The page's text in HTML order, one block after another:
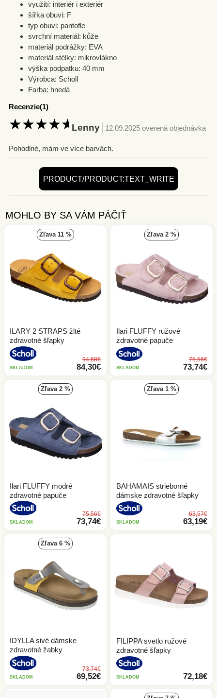
využití: interiér i exteriér
šířka obuvi: F
typ obuvi: pantofle
svrchní materiál: kůže
materiál podrážky: EVA
materiál stélky: mikrovlákno
výška podpatku: 40 mm
Výrobca: Scholl
Farba: hnedá
Recenzie(1)
Lenny 12.09.2025 overená objednávka
Pohodlné, mám ve více barvách.
PRODUCT/PRODUCT:TEXT_WRITE
MOHLO BY SA VÁM PÁČIŤ
zľava 11 %
ILARY 2 STRAPS žlté
zdravotné šľapky
94,68€
84,30€
SKLADOM
zľava 2 %
Ilari FLUFFY ružové
zdravotné papuče
75,56€
73,74€
SKLADOM
zľava 2 %
Ilari FLUFFY modré
zdravotné papuče
75,56€
73,74€
SKLADOM
zľava 1 %
BAHAMAIS strieborné
dámske zdravotné šľapky
63,57€
63,19€
SKLADOM
zľava 6 %
IDYLLA sivé dámske
zdravotné žabky
73,74€
69,52€
SKLADOM
FILIPPA svetlo ružové
zdravotné šľapky
72,18€
SKLADOM